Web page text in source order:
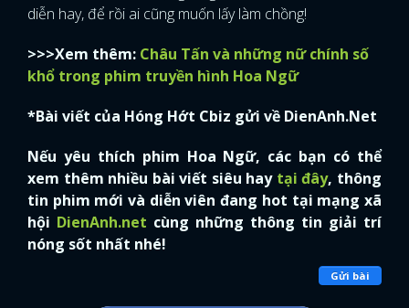
diễn hay, để rồi ai cũng muốn lấy làm chồng!
>>>Xem thêm: Châu Tấn và những nữ chính số
khổ trong phim truyền hình Hoa Ngữ
*Bài viết của Hóng Hớt Cbiz gửi về DienAnh.Net
Nếu yêu thích phim Hoa Ngữ, các bạn có thể
xem thêm nhiều bài viết siêu hay tại đây, thông
tin phim mới và diễn viên đang hot tại mạng xã
hội DienAnh.net cùng những thông tin giải trí
nóng sốt nhất nhé!
Gửi bài